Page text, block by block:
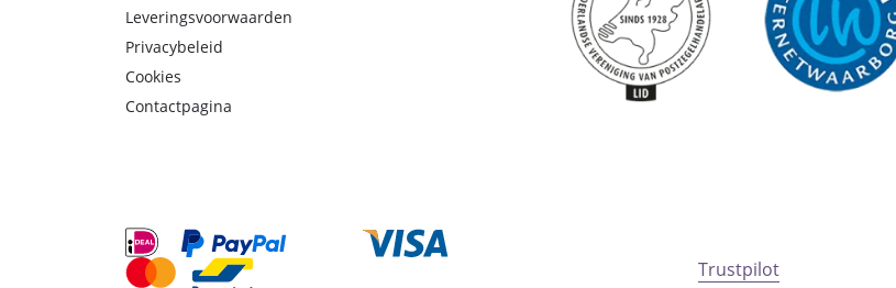
Leveringsvoorwaarden
Privacybeleid
Cookies
Contactpagina
Trustpilot